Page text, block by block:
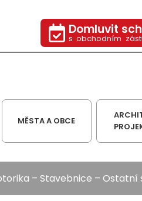
Domluvit
s obchodním
MĚSTA A OBCE
– Stavebnice – Ostatní